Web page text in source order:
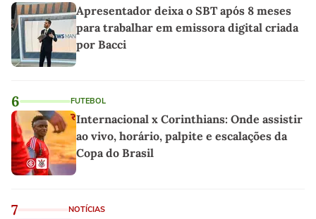
Apresentador deixa o SBT após 8 meses
para trabalhar em emissora digital criada
por Bacci
6 FUTEBOL
Internacional x Corinthians: Onde assistir
ao vivo, horário, palpite e escalações da
Copa do Brasil
7 NOTÍCIAS